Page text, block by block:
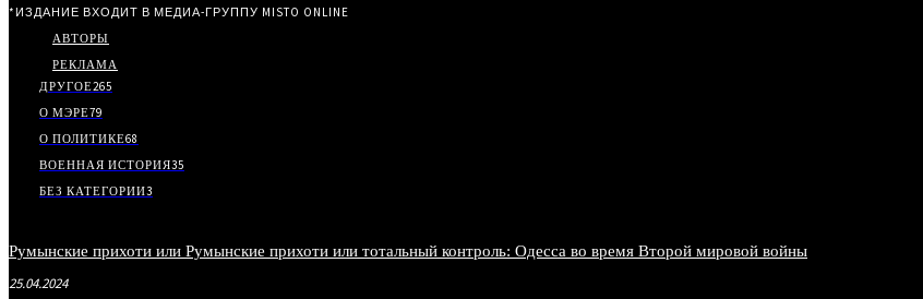
*ИЗДАНИЕ ВХОДИТ В МЕДИА-ГРУППУ MISTO ONLINE
АВТОРЫ
РЕКЛАМА
ДРУГОЕ265
О МЭРЕ79
О ПОЛИТИКЕ68
ВОЕННАЯ ИСТОРИЯ35
БЕЗ КАТЕГОРИИ3
Румынские прихоти или Румынские прихоти или тотальный контроль: Одесса во время Второй мировой войны
25.04.2024